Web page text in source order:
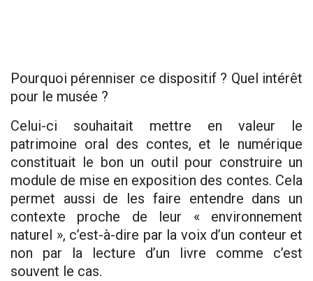
Pourquoi pérenniser ce dispositif ? Quel intérêt
pour le musée ?
Celui-ci souhaitait mettre en valeur le
patrimoine oral des contes, et le numérique
constituait le bon un outil pour construire un
module de mise en exposition des contes. Cela
permet aussi de les faire entendre dans un
contexte proche de leur « environnement
naturel », c’est-à-dire par la voix d’un conteur et
non par la lecture d’un livre comme c’est
souvent le cas.